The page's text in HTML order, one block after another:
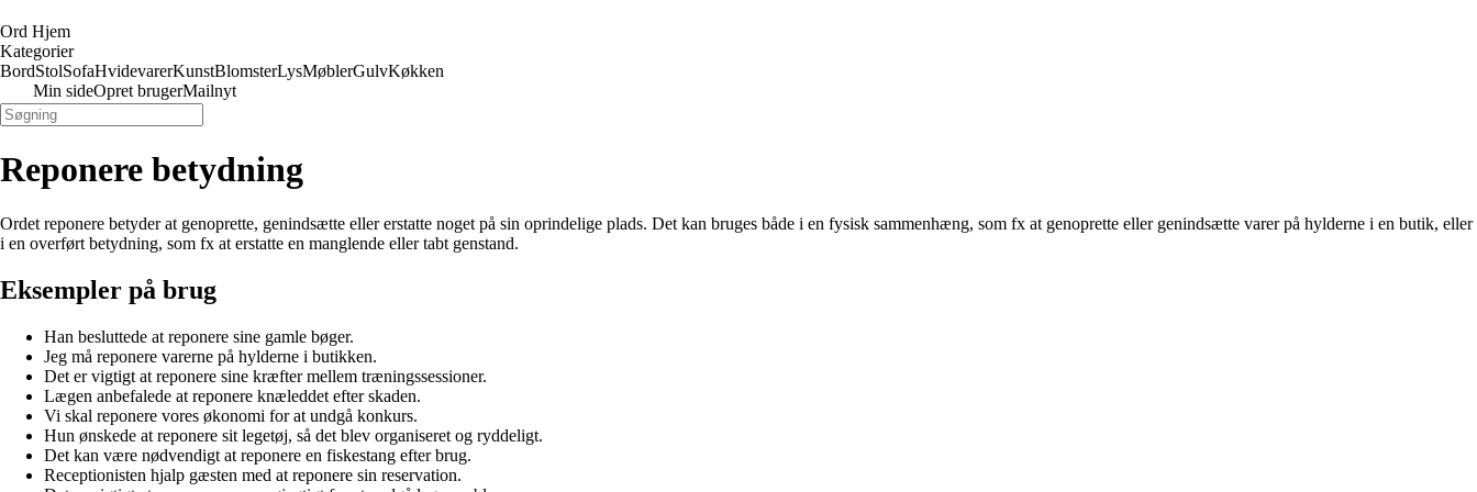
Ord Hjem
Kategorier
BordStolSofaHvidevarerKunstBlomsterLysMøblerGulvKøkken
Min sideOpret brugerMailnyt
Reponere betydning
Ordet reponere betyder at genoprette, genindsætte eller erstatte noget på sin oprindelige plads. Det kan bruges både i en fysisk sammenhæng, som fx at genoprette eller genindsætte varer på hylderne i en butik, eller
i en overført betydning, som fx at erstatte en manglende eller tabt genstand.
Eksempler på brug
Han besluttede at reponere sine gamle bøger.
Jeg må reponere varerne på hylderne i butikken.
Det er vigtigt at reponere sine kræfter mellem træningssessioner.
Lægen anbefalede at reponere knæleddet efter skaden.
Vi skal reponere vores økonomi for at undgå konkurs.
Hun ønskede at reponere sit legetøj, så det blev organiseret og ryddeligt.
Det kan være nødvendigt at reponere en fiskestang efter brug.
Receptionisten hjalp gæsten med at reponere sin reservation.